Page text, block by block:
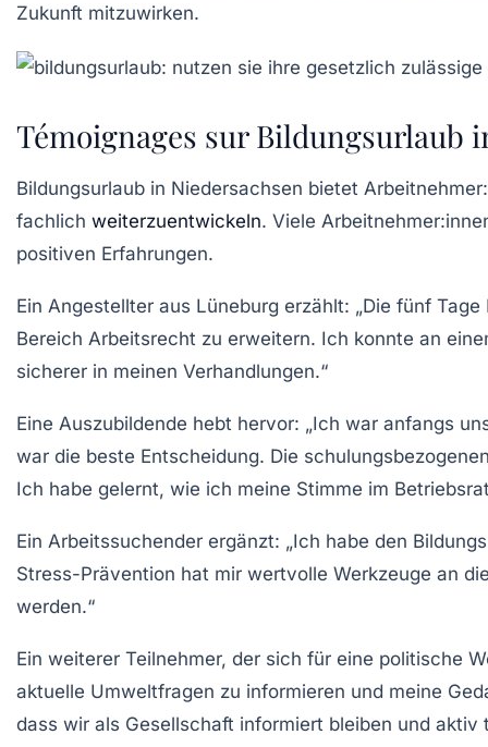
Zukunft mitzuwirken.
Témoignages sur Bildungsurlaub
Bildungsurlaub in Niedersachsen bietet
fachlich weiterzuentwickeln. Viele
positiven Erfahrungen.
Ein Angestellter aus Lüneburg erzählt: „Die fünf Tage
Bereich Arbeitsrecht zu erweitern. Ich konnte an
sicherer in meinen Verhandlungen.“
Eine Auszubildende hebt hervor: „Ich war anfangs
war die beste Entscheidung. Die
Ich habe gelernt, wie ich meine Stimme im
Ein Arbeitssuchender ergänzt: „Ich habe den
Stress-Prävention hat mir wertvolle Werkzeuge an
werden.“
Ein weiterer Teilnehmer, der sich für eine politische
aktuelle Umweltfragen zu informieren und meine
dass wir als Gesellschaft informiert bleiben und aktiv